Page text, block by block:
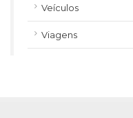
Veículos
Viagens